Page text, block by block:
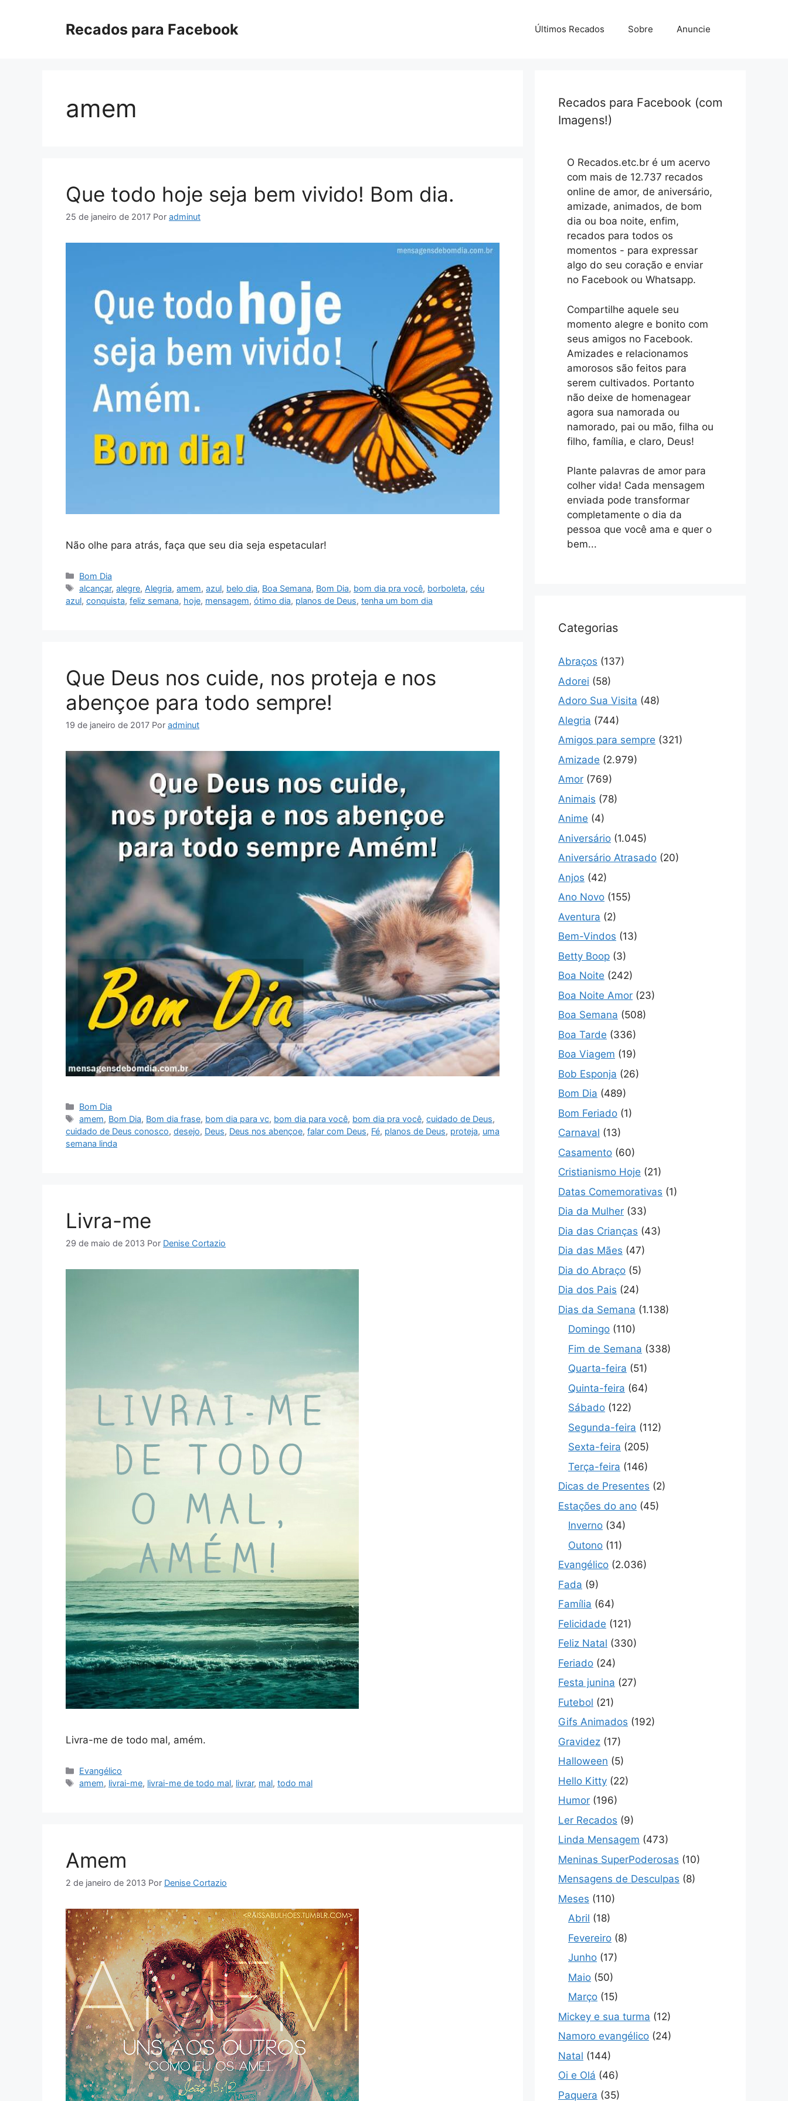
Recados para Facebook Últimos Recados Sobre Anuncie
amem
Que todo hoje seja bem vivido! Bom dia.
25 de janeiro de 2017 Por adminut
Não olhe para atrás, faça que seu dia seja espetacular!
Categorias
Bom Dia
Tags
alcançar,alegre, Alegria,amem,azul, belo dia, Boa Semana, Bom Dia, bom dia pra você, borboleta,céu
azul, conquista, feliz semana, hoje, mensagem, ótimo dia, planos de Deus, tenha um bom dia
Que Deus nos cuide, nos proteja e nos
abençoe para todo sempre!
19 de janeiro de 2017 Por adminut
Categorias
Bom Dia
Tags
amem, Bom Dia, Bom dia frase, bom dia para vc, bom dia para você, bom dia pra você,cuidado de Deus,
cuidado de Deus conosco, desejo, Deus, Deus nos abençoe, falar com Deus, Fé, planos de Deus, proteja, uma
semana linda
Livra-me
29 de maio de 2013 Por Denise Cortazio
Livra-me de todo mal, amém.
Categorias
Evangélico
Tags
amem, livrai-me, livrai-me de todo mal, livrar, mal,todo mal
Amem
2 de janeiro de 2013 Por Denise Cortazio
Recados para Facebook (com
Imagens!)
O Recados.etc.br é um acervo
com mais de 12.737 recados
online de amor, de aniversário,
amizade, animados, de bom
dia ou boa noite, enfim,
recados para todos os
momentos - para expressar
algo do seu coração e enviar
no Facebook ou Whatsapp.
Compartilhe aquele seu
momento alegre e bonito com
seus amigos no Facebook.
Amizades e relacionamos
amorosos são feitos para
serem cultivados. Portanto
não deixe de homenagear
agora sua namorada ou
namorado, pai ou mão, filha ou
filho, família, e claro, Deus!
Plante palavras de amor para
colher vida! Cada mensagem
enviada pode transformar
completamente o dia da
pessoa que você ama e quer o
bem...
Categorias
Abraços (137)
Adorei (58)
Adoro Sua Visita (48)
Alegria (744)
Amigos para sempre (321)
Amizade (2.979)
Amor (769)
Animais (78)
Anime (4)
Aniversário (1.045)
Aniversário Atrasado (20)
Anjos (42)
Ano Novo (155)
Aventura (2)
Bem-Vindos (13)
Betty Boop (3)
Boa Noite (242)
Boa Noite Amor (23)
Boa Semana (508)
Boa Tarde (336)
Boa Viagem (19)
Bob Esponja (26)
Bom Dia (489)
Bom Feriado (1)
Carnaval (13)
Casamento (60)
Cristianismo Hoje (21)
Datas Comemorativas (1)
Dia da Mulher (33)
Dia das Crianças (43)
Dia das Mães (47)
Dia do Abraço (5)
Dia dos Pais (24)
Dias da Semana (1.138)
Domingo (110)
Fim de Semana (338)
Quarta-feira (51)
Quinta-feira (64)
Sábado (122)
Segunda-feira (112)
Sexta-feira (205)
Terça-feira (146)
Dicas de Presentes (2)
Estações do ano (45)
Inverno (34)
Outono (11)
Evangélico (2.036)
Fada (9)
Família (64)
Felicidade (121)
Feliz Natal (330)
Feriado (24)
Festa junina (27)
Futebol (21)
Gifs Animados (192)
Gravidez (17)
Halloween (5)
Hello Kitty (22)
Humor (196)
Ler Recados (9)
Linda Mensagem (473)
Meninas SuperPoderosas (10)
Mensagens de Desculpas (8)
Meses (110)
Abril (18)
Fevereiro (8)
Junho (17)
Maio (50)
Março (15)
Mickey e sua turma (12)
Namoro evangélico (24)
Natal (144)
Oi e Olá (46)
Paquera (35)